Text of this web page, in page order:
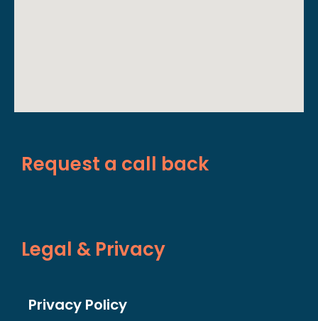
Request a call back
Legal & Privacy
Privacy Policy